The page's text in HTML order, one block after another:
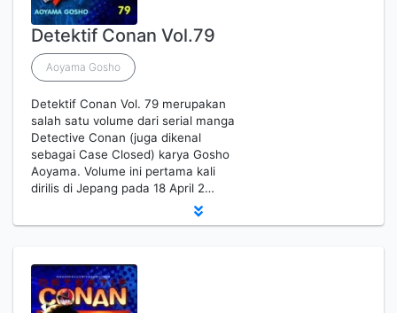
Detektif Conan Vol.79
Aoyama Gosho
Detektif Conan Vol. 79 merupakan
salah satu volume dari serial manga
Detective Conan (juga dikenal
sebagai Case Closed) karya Gosho
Aoyama. Volume ini pertama kali
dirilis di Jepang pada 18 April 2…